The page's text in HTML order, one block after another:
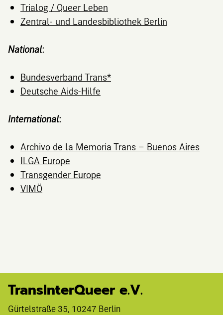
Trialog / Queer Leben
Zentral- und Landesbibliothek Berlin
National:
Bundesverband Trans*
Deutsche Aids-Hilfe
International:
Archivo de la Memoria Trans – Buenos Aires
ILGA Europe
Transgender Europe
VIMÖ
TransInterQueer e.V.
Gürtelstraße 35, 10247 Berlin